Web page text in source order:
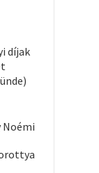
díjak
Noémi